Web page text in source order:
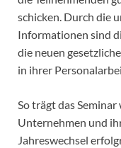
schicken. Durch die
Informationen sind
die neuen
in ihrer
So trägt das
Unternehmen und
Jahreswechsel